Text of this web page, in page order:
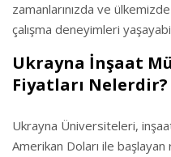
zamanlarınızda ve
çalışma deneyimleri
Ukrayna İnşaat
Fiyatları Nelerdir?
Ukrayna Üniversiteleri,
Amerikan Doları ile